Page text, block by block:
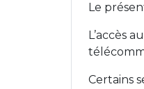
Le
L’accès
Certains